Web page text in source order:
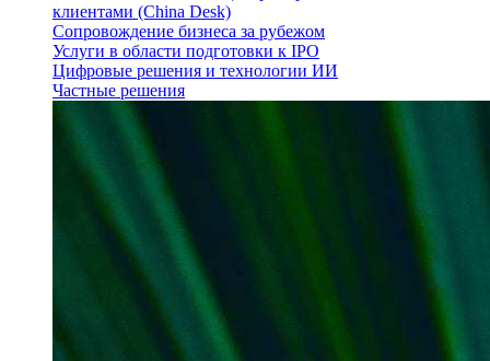
клиентами (China Desk)
Сопровождение бизнеса за рубежом
Услуги в области подготовки к IPO
Цифровые решения и технологии ИИ
Частные решения